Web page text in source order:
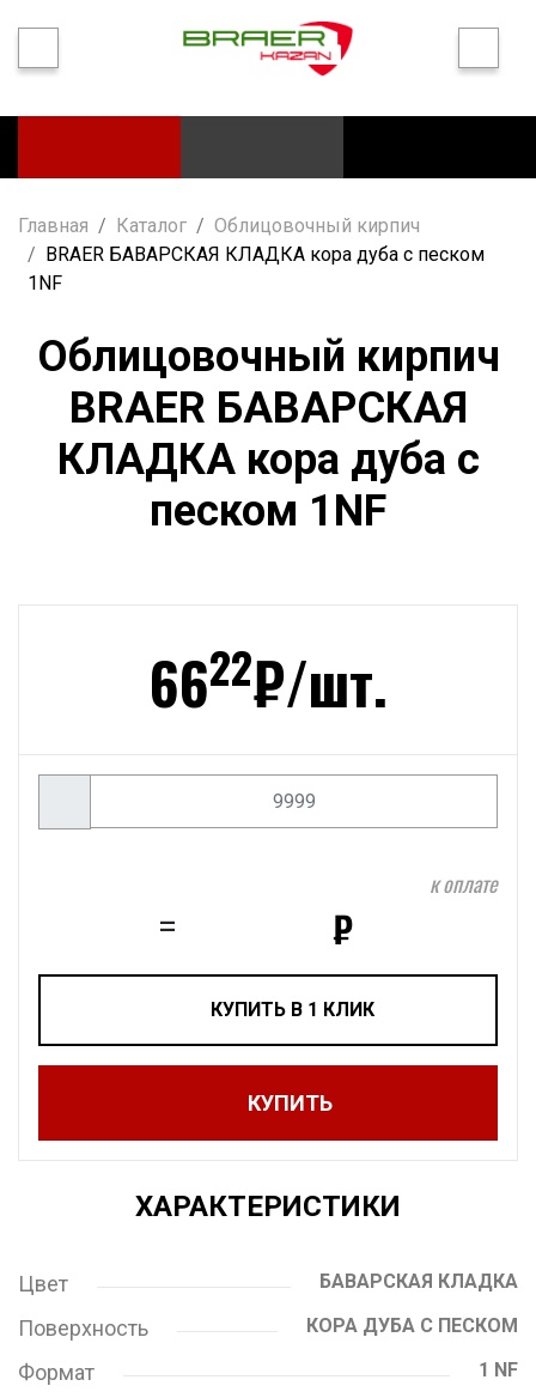
Главная Каталог
Облицовочный кирпич
BRAER БАВАРСКАЯ КЛАДКА кора дуба с песком
1NF
Облицовочный кирпич
BRAER БАВАРСКАЯ
КЛАДКА кора дуба с
песком 1NF
6622₽/шт.
=
к оплате
₽
КУПИТЬ В 1 КЛИК
КУПИТЬ
ХАРАКТЕРИСТИКИ
Цвет БАВАРСКАЯ КЛАДКА
Поверхность КОРА ДУБА С ПЕСКОМ
Формат 1 NF